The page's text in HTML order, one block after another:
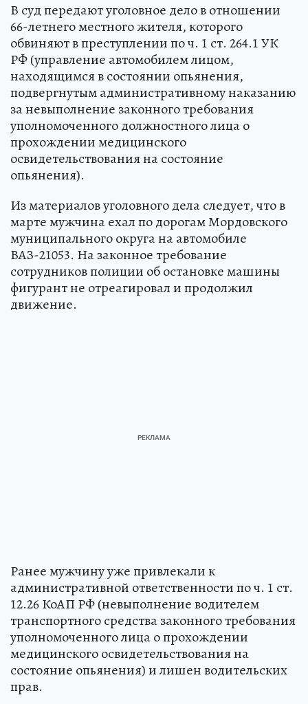
В суд передают уголовное дело в отношении
66-летнего местного жителя, которого
обвиняют в преступлении по ч. 1 ст. 264.1 УК
РФ (управление автомобилем лицом,
находящимся в состоянии опьянения,
подвергнутым административному наказанию
за невыполнение законного требования
уполномоченного должностного лица о
прохождении медицинского
освидетельствования на состояние
опьянения).
Из материалов уголовного дела следует, что в
марте мужчина ехал по дорогам Мордовского
муниципального округа на автомобиле
ВАЗ-21053. На законное требование
сотрудников полиции об остановке машины
фигурант не отреагировал и продолжил
движение.
Ранее мужчину уже привлекали к
административной ответственности по ч. 1 ст.
12.26 КоАП РФ (невыполнение водителем
транспортного средства законного требования
уполномоченного лица о прохождении
медицинского освидетельствования на
состояние опьянения) и лишен водительских
прав.